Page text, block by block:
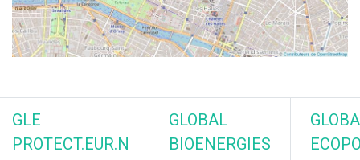
GLE
PROTECT.EUR.N
GLOBAL
BIOENERGIES